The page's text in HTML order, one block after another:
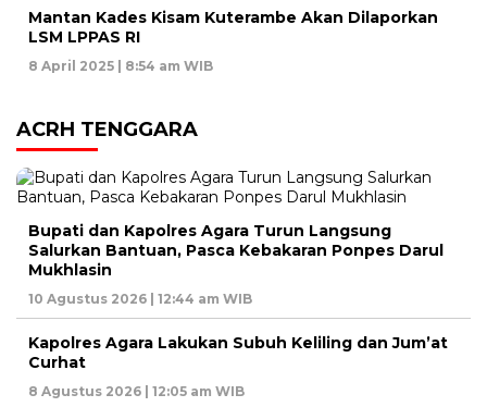
Mantan Kades Kisam Kuterambe Akan Dilaporkan
LSM LPPAS RI
8 April 2025 | 8:54 am WIB
ACRH TENGGARA
Bupati dan Kapolres Agara Turun Langsung
Salurkan Bantuan, Pasca Kebakaran Ponpes Darul
Mukhlasin
10 Agustus 2026 | 12:44 am WIB
Kapolres Agara Lakukan Subuh Keliling dan Jum’at
Curhat
8 Agustus 2026 | 12:05 am WIB